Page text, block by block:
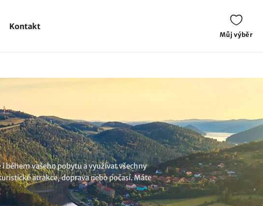
Kontakt
Můj výběr
během vašeho pobytu a využívat všechny
atrakce, doprava nebo počasí. Máte